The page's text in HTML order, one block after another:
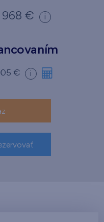
968 € i
€ i